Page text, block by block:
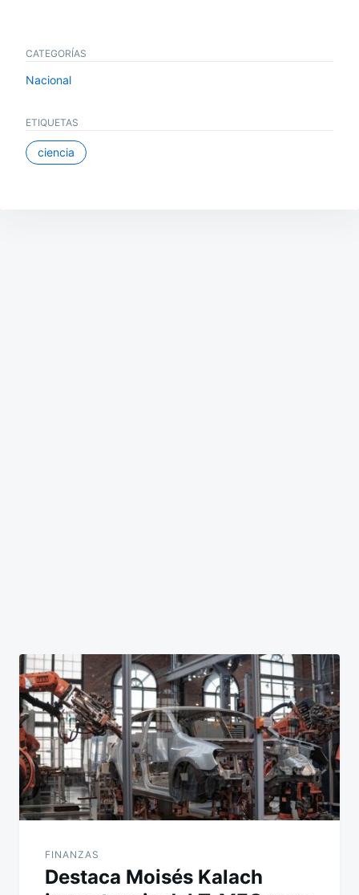
CATEGORÍAS
Nacional
ETIQUETAS
ciencia
FINANZAS
Destaca Moisés Kalach